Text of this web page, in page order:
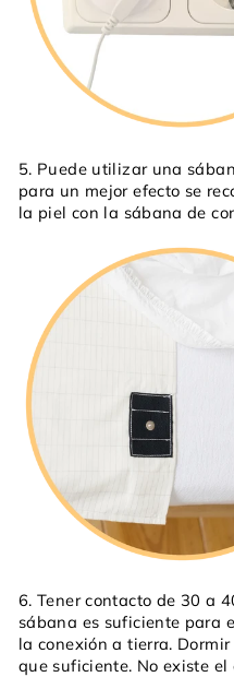
5. Puede utilizar una
para un mejor efecto se
la piel con la sábana de
6. Tener contacto de 30 a
sábana es suficiente para
la conexión a tierra.
que suficiente. No existe